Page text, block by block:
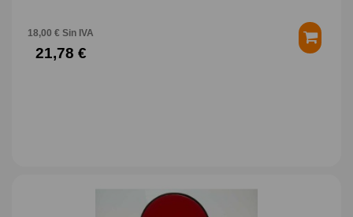
18,00 € Sin IVA
21,78 €